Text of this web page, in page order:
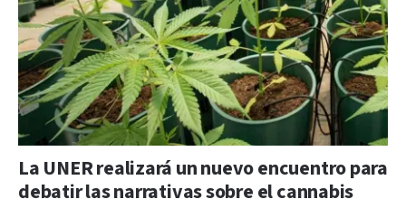
La UNER realizará un nuevo encuentro para
debatir las narrativas sobre el cannabis